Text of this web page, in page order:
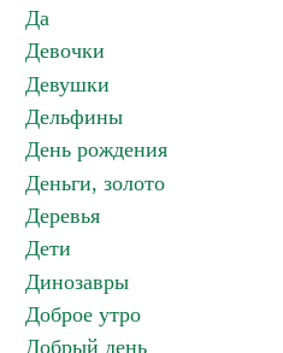
Да
Девочки
Девушки
Дельфины
День рождения
Деньги, золото
Деревья
Дети
Динозавры
Доброе утро
Добрый день